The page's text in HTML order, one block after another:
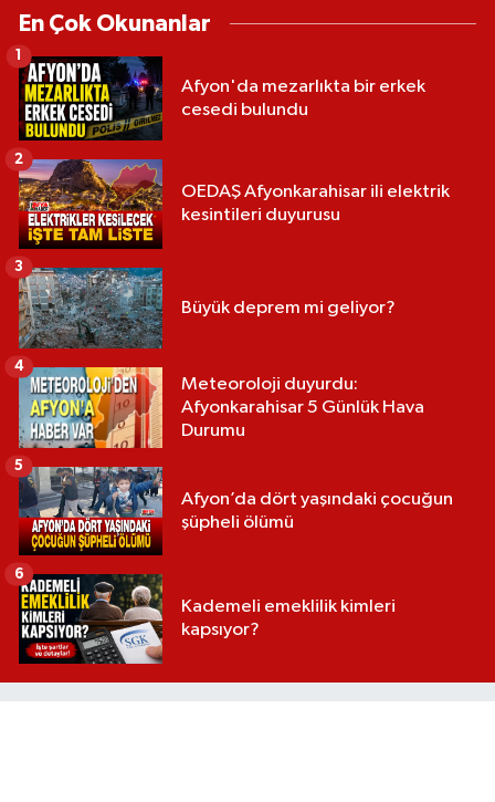
En Çok Okunanlar
Afyon'da mezarlıkta bir erkek
cesedi bulundu
1
OEDAŞ Afyonkarahisar ili elektrik
kesintileri duyurusu
2
Büyük deprem mi geliyor?
3
Meteoroloji duyurdu:
Afyonkarahisar 5 Günlük Hava
Durumu
4
Afyon’da dört yaşındaki çocuğun
şüpheli ölümü
5
Kademeli emeklilik kimleri
kapsıyor?
6